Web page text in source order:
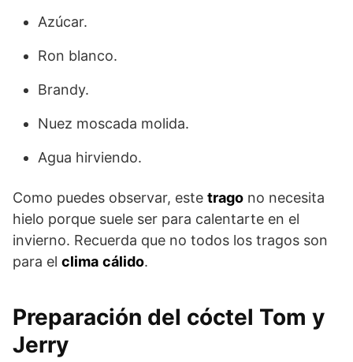
Azúcar.
Ron blanco.
Brandy.
Nuez moscada molida.
Agua hirviendo.
Como puedes observar, este trago no necesita
hielo porque suele ser para calentarte en el
invierno. Recuerda que no todos los tragos son
para el clima cálido.
Preparación del cóctel Tom y
Jerry